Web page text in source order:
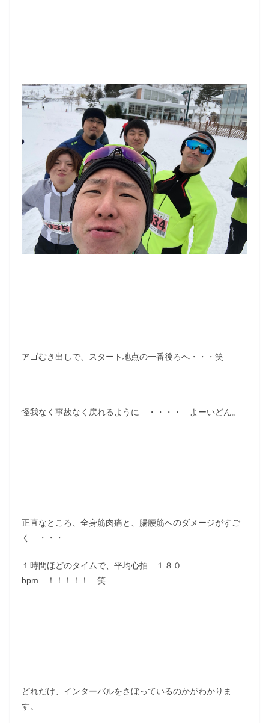
アゴむき出しで、スタート地点の一番後ろへ・・・笑
怪我なく事故なく戻れるように ・・・・ よーいどん。
正直なところ、全身筋肉痛と、腸腰筋へのダメージがすご
く ・・・
１時間ほどのタイムで、平均心拍 １８０
bpm ！！！！！ 笑
どれだけ、インターバルをさぼっているのかがわかりま
す。